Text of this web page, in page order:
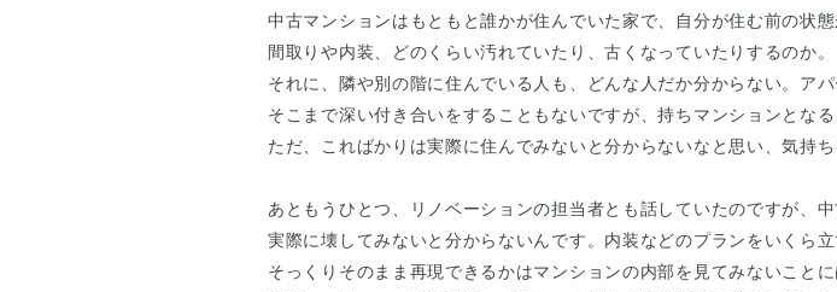
中古マンションはもともと誰かが住んでいた家で、自分が住む前の状態
間取りや内装、どのくらい汚れていたり、古くなっていたりするのか。
それに、隣や別の階に住んでいる人も、どんな人だか分からない。ア
そこまで深い付き合いをすることもないですが、持ちマンションとな
ただ、こればかりは実際に住んでみないと分からないなと思い、気持ち
あともうひとつ、リノベーションの担当者とも話していたのですが、
実際に壊してみないと分からないんです。内装などのプランをいくら
そっくりそのまま再現できるかはマンションの内部を見てみないこと